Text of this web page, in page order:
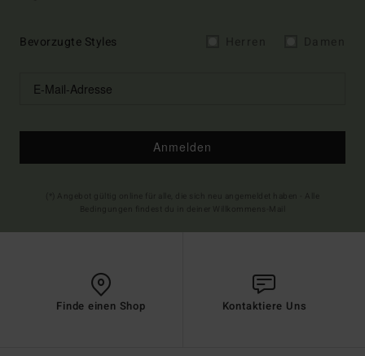
Bevorzugte Styles
Anmelden
Finde einen Shop Kontaktiere Uns